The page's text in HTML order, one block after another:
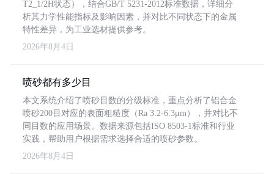
T2_1/2H状态），结合GB/T 5231-2012标准数据，详细分
析其力学性能指标及影响因素，并对比不同状态下的金属
特性差异，为工业选材提供参考。
2026年8月4日
喷砂都有多少目
本文系统介绍了喷砂目数的分级标准，重点分析了铝合金
喷砂200目对应的表面粗糙度（Ra 3.2-6.3μm），并对比不
同目数的应用场景。数据来源包括ISO 8503-1标准和行业
实践，帮助用户根据需求选择合适的喷砂参数。
2026年8月4日